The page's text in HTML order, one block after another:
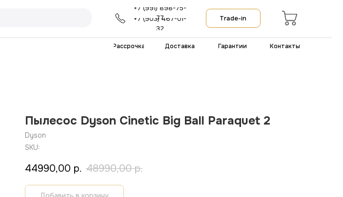
Trade-in
+7 (903) 467-01-
Пылесоc Dyson Cinetic Big Ball Paraquet 2
Dyson
SKU:
44990,00 р. 48990,00 р.